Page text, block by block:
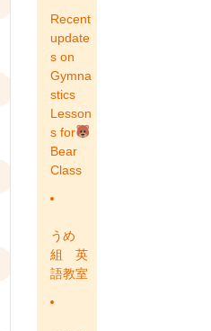
Recent
update
s on
Gymna
stics
Lesson
s for
Bear
Class
うめ
組 英
語教室